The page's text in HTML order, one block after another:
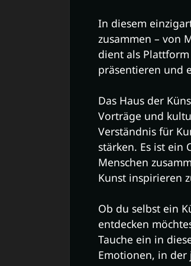
In diesem
zusammen – von
dient als
präsentieren und
Das Haus der
Vorträge und
Verständnis für
stärken. Es ist ein
Menschen
Kunst inspirieren
Ob du selbst ein
entdecken
Tauche ein in
Emotionen, in der